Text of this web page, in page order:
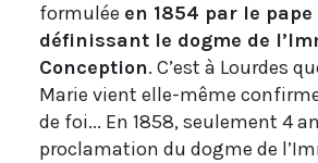
formulée en 1854 par le pape
définissant le dogme de
Conception. C’est à Lourdes
Marie vient elle-même
de foi... En 1858, seulement 4
proclamation du dogme de